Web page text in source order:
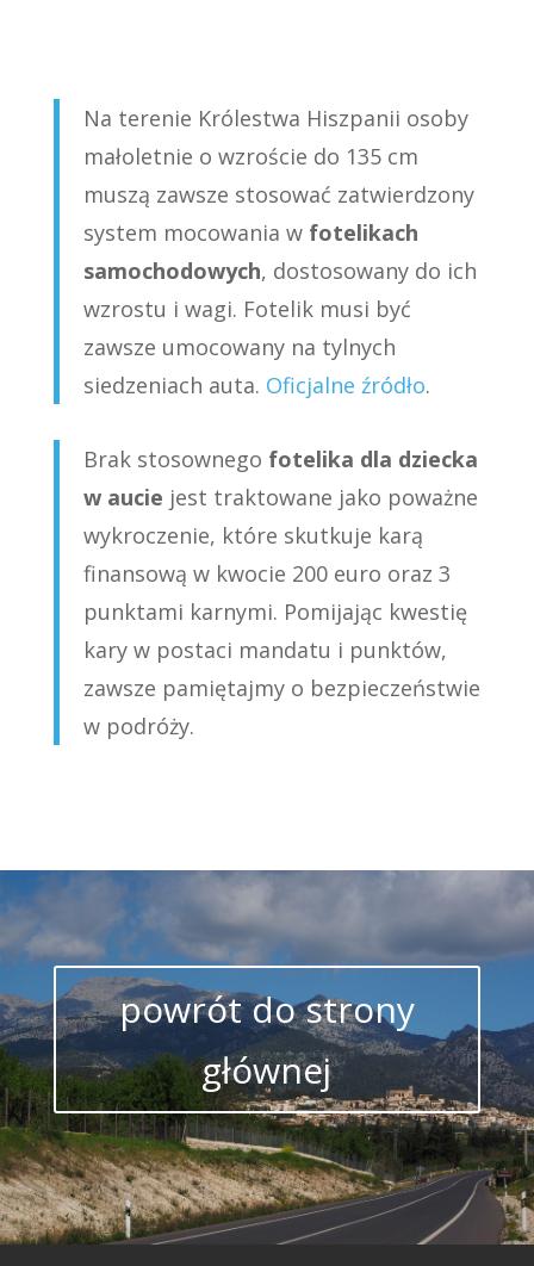
Na terenie Królestwa Hiszpanii osoby
małoletnie o wzroście do 135 cm
muszą zawsze stosować zatwierdzony
system mocowania w fotelikach
samochodowych, dostosowany do ich
wzrostu i wagi. Fotelik musi być
zawsze umocowany na tylnych
siedzeniach auta. Oficjalne źródło.
Brak stosownego fotelika dla dziecka
w aucie jest traktowane jako poważne
wykroczenie, które skutkuje karą
finansową w kwocie 200 euro oraz 3
punktami karnymi. Pomijając kwestię
kary w postaci mandatu i punktów,
zawsze pamiętajmy o bezpieczeństwie
w podróży.
powrót do strony
głównej